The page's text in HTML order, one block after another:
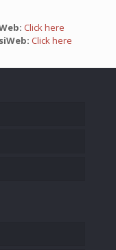
Click here
Click here